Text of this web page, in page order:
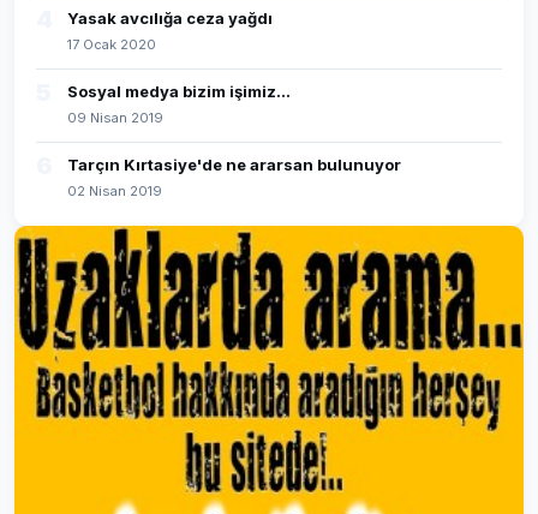
Yasak avcılığa ceza yağdı
17 Ocak 2020
Sosyal medya bizim işimiz...
09 Nisan 2019
Tarçın Kırtasiye'de ne ararsan bulunuyor
02 Nisan 2019